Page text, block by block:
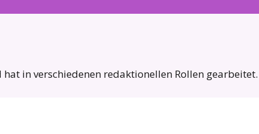
in verschiedenen redaktionellen Rollen